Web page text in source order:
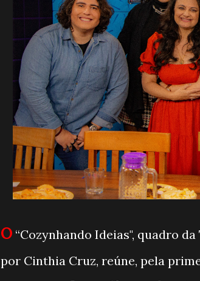
O “Cozynhando Ideias", quadro
por Cinthia Cruz, reúne, pela